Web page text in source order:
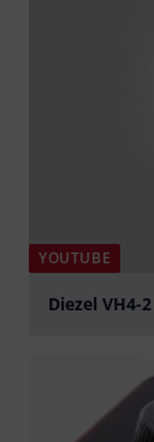
YOUTUBE
Diezel VH4-